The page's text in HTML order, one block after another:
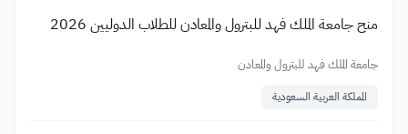
منح جامعة الملك فهد للبترول والمعادن للطلاب الدوليين 2026
جامعة الملك فهد للبترول والمعادن
المملكة العربية السعودية